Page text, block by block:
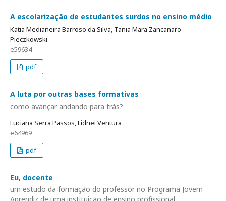
A escolarização de estudantes surdos no ensino médio
Katia Medianeira Barroso da Silva, Tania Mara Zancanaro
Pieczkowski
e59634
pdf
A luta por outras bases formativas
como avançar andando para trás?
Luciana Serra Passos, Lidnei Ventura
e64969
pdf
Eu, docente
um estudo da formação do professor no Programa Jovem